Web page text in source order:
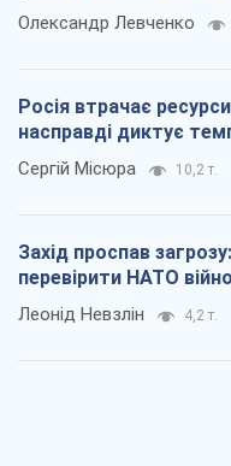
Олександр Левченко
Росія втрачає
насправді диктує
Сергій Місюра 10,2 т.
Захід проспав
перевірити НАТО
Леонід Невзлін 4,2 т.